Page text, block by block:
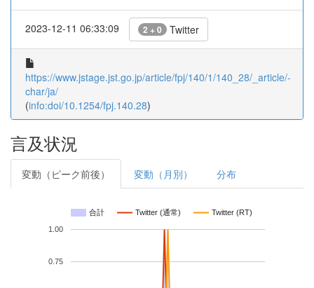
2023-12-11 06:33:09 2 + 0 Twitter
https://www.jstage.jst.go.jp/article/fpj/140/1/140_28/_article/-
char/ja/
(info:doi/10.1254/fpj.140.28)
言及状況
変動（ピーク前後） 変動（月別） 分布
合計 Twitter (通常) Twitter (RT)
0.75
1.00